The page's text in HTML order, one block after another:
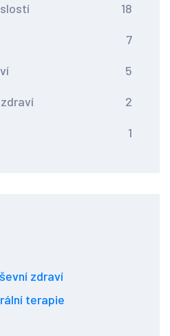
18
7
5
2
1
zdraví
terapie